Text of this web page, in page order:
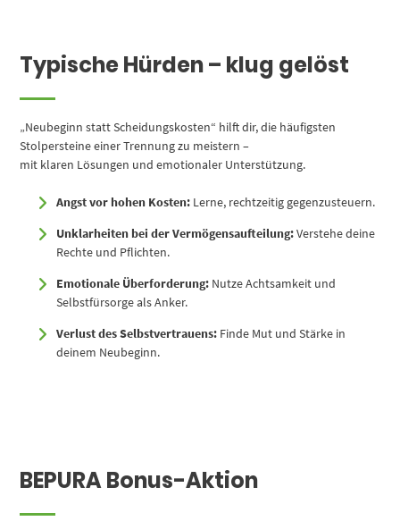
Typische Hürden – klug gelöst
„Neubeginn statt Scheidungskosten“ hilft dir, die häufigsten
Stolpersteine einer Trennung zu meistern –
mit klaren Lösungen und emotionaler Unterstützung.
Angst vor hohen Kosten: Lerne, rechtzeitig gegenzusteuern.
Unklarheiten bei der Vermögensaufteilung:Verstehe deine
Rechte und Pflichten.
Emotionale Überforderung: Nutze Achtsamkeit und
Selbstfürsorge als Anker.
Verlust des Selbstvertrauens: Finde Mut und Stärke in
deinem Neubeginn.
BEPURA Bonus-Aktion